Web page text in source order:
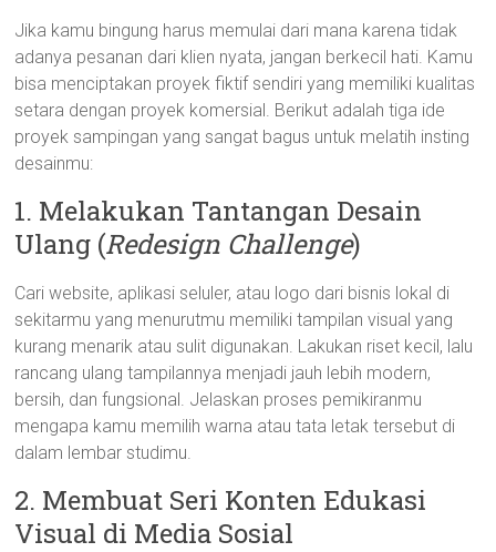
Jika kamu bingung harus memulai dari mana karena tidak
adanya pesanan dari klien nyata, jangan berkecil hati. Kamu
bisa menciptakan proyek fiktif sendiri yang memiliki kualitas
setara dengan proyek komersial. Berikut adalah tiga ide
proyek sampingan yang sangat bagus untuk melatih insting
desainmu:
1. Melakukan Tantangan Desain
Ulang (Redesign Challenge)
Cari website, aplikasi seluler, atau logo dari bisnis lokal di
sekitarmu yang menurutmu memiliki tampilan visual yang
kurang menarik atau sulit digunakan. Lakukan riset kecil, lalu
rancang ulang tampilannya menjadi jauh lebih modern,
bersih, dan fungsional. Jelaskan proses pemikiranmu
mengapa kamu memilih warna atau tata letak tersebut di
dalam lembar studimu.
2. Membuat Seri Konten Edukasi
Visual di Media Sosial